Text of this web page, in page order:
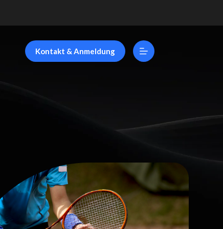
Kontakt & Anmeldung